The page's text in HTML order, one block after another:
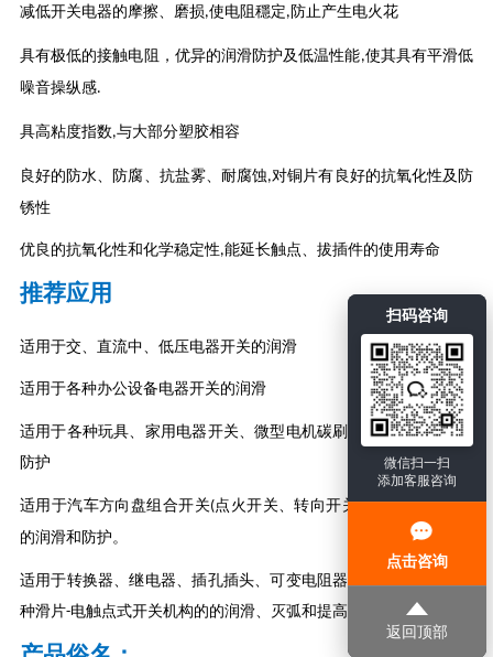
扫码咨询
微信扫一扫
添加客服咨询
点击咨询
返回顶部
减低开关电器的摩擦、磨损,使电阻穩定, 防止产生电火花
具有极低的接触电阻，优异的润滑防护及低温性能,使其具有平滑低
噪音操纵感.
具高粘度指数,与大部分塑胶相容
良好的防水、防腐、抗盐雾、耐腐蚀,对铜片有良好的抗氧化性及防
锈性
优良的抗氧化性和化学稳定性,能延长触点、拔插件的使用寿命
推荐应用
适用于交、直流中、低压电器开关的润滑
适用于各种办公设备电器开关的润滑
适用于各种玩具、家用电器开关、微型电机碳刷、换向器的润滑与
防护
适用于汽车方向盘组合开关(点火开关、转向开关等)的电触点部位
的润滑和防护。
适用于转换器、继电器、插孔插头、可变电阻器、电子拔插件及各
种滑片-电触点式开关机构的的润滑、灭弧和提高接触导电性能